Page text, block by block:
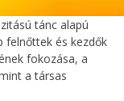
tánc alapú
felnőttek és kezdők
fokozása, a
a társas